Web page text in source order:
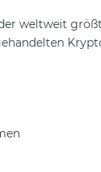
weltweit